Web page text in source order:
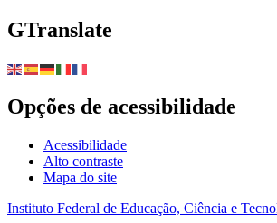
GTranslate
Opções de acessibilidade
Acessibilidade
Alto contraste
Mapa do site
Instituto Federal de Educação, Ciência e